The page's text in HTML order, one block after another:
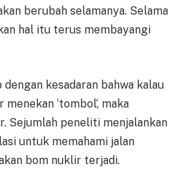
berubah selamanya. Selama
hal itu terus membayangi
kesadaran bahwa kalau
‘tombol’, maka
Sejumlah peneliti menjalankan
untuk memahami jalan
bom nuklir terjadi.